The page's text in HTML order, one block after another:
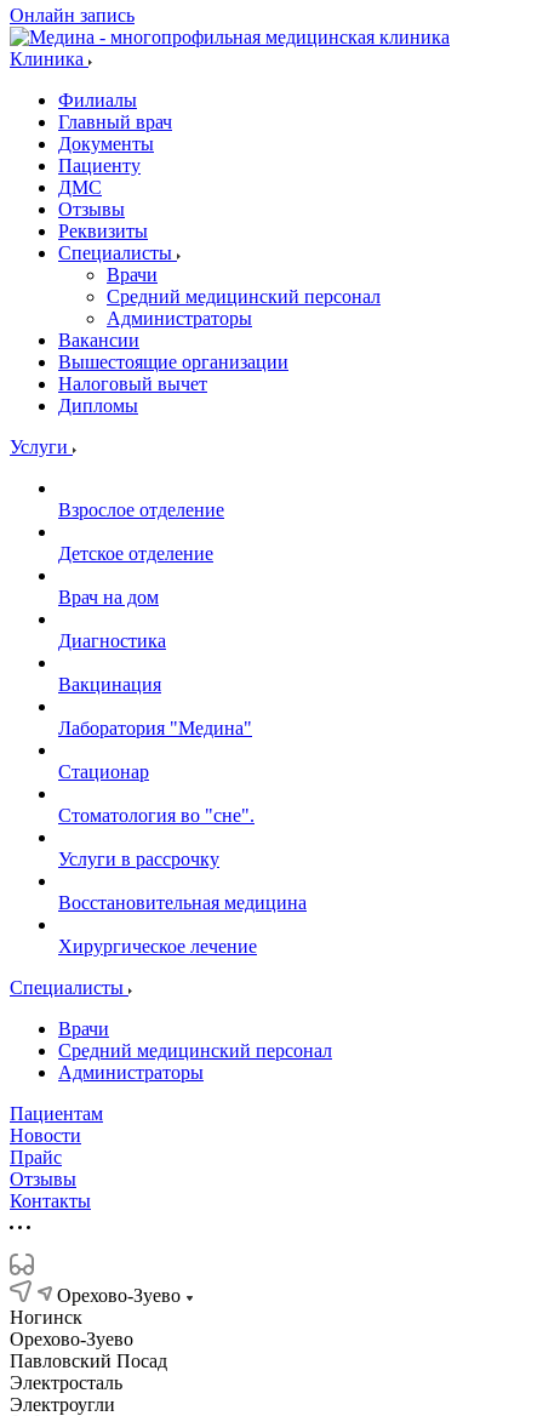
Онлайн запись
Клиника
Филиалы
Главный врач
Документы
Пациенту
ДМС
Отзывы
Реквизиты
Специалисты
Врачи
Средний медицинский персонал
Администраторы
Вакансии
Вышестоящие организации
Налоговый вычет
Дипломы
Услуги
Взрослое отделение
Детское отделение
Врач на дом
Диагностика
Вакцинация
Лаборатория "Медина"
Стационар
Стоматология во "сне".
Услуги в рассрочку
Восстановительная медицина
Хирургическое лечение
Специалисты
Врачи
Средний медицинский персонал
Администраторы
Пациентам
Новости
Прайс
Отзывы
Контакты
Орехово-Зуево
Ногинск
Орехово-Зуево
Павловский Посад
Электросталь
Электроугли